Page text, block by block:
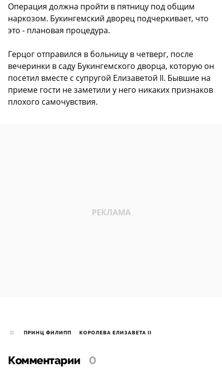
Операция должна пройти в пятницу под общим
наркозом. Букингемский дворец подчеркивает, что
это - плановая процедура.
Герцог отправился в больницу в четверг, после
вечеринки в саду Букингемского дворца, которую он
посетил вместе с супругой Елизаветой II. Бывшие на
приеме гости не заметили у него никаких признаков
плохого самочувствия.
ПРИНЦ ФИЛИПП КОРОЛЕВА ЕЛИЗАВЕТА II
Комментарии 0